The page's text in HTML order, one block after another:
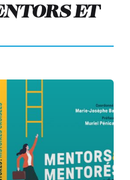
ET